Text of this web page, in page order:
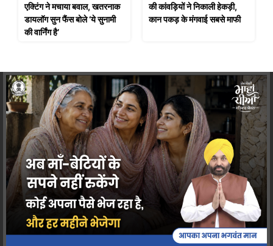
एक्टिंग ने मचाया बवाल, खतरनाक
डायलॉग सुन फैंस बोले ‘ये सुनामी
की वार्निंग है’
की कांवड़ियों ने निकाली हेकड़ी,
कान पकड़ के मंगवाई सबसे माफी